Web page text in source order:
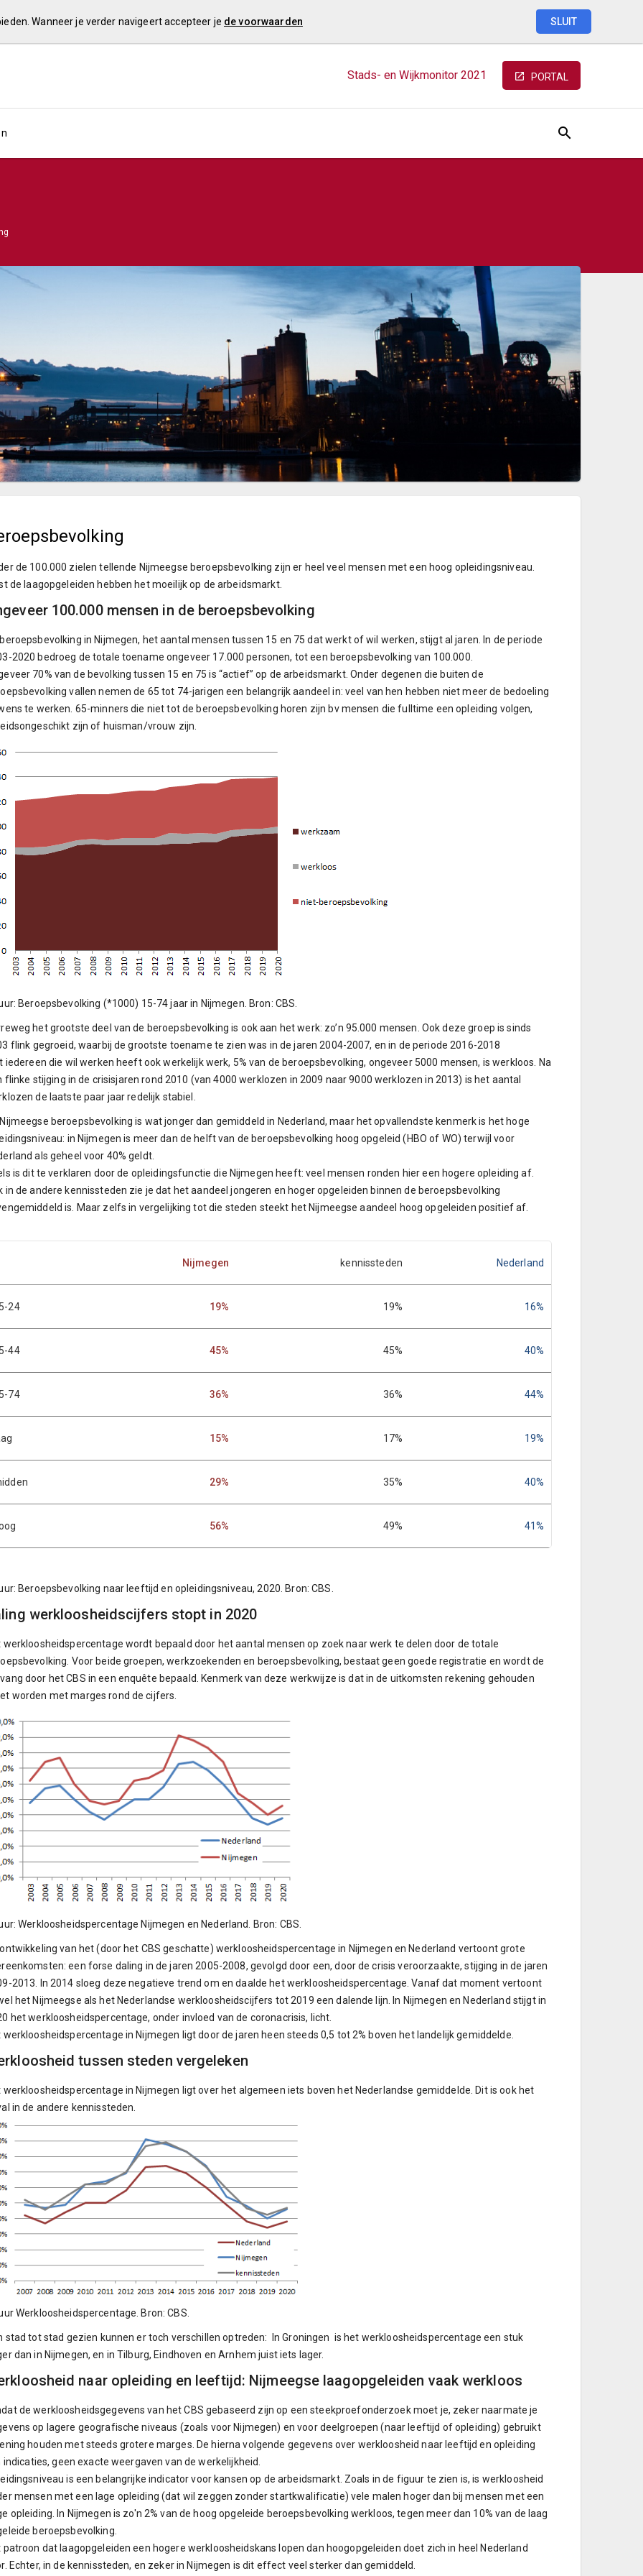
Wanneer je verder navigeert accepteer je de voorwaarden SLUIT
Stads- en Wijkmonitor 2021 PORTAL
de 100.000 zielen tellende Nijmeegse beroepsbevolking zijn er heel veel mensen met een hoog opleidingsniveau.
de laagopgeleiden hebben het moeilijk op de arbeidsmarkt.
100.000 mensen in de beroepsbevolking
beroepsbevolking in Nijmegen, het aantal mensen tussen 15 en 75 dat werkt of wil werken, stijgt al jaren. In de periode
2020 bedroeg de totale toename ongeveer 17.000 personen, tot een beroepsbevolking van 100.000.
70% van de bevolking tussen 15 en 75 is “actief” op de arbeidsmarkt. Onder degenen die buiten de
vallen nemen de 65 tot 74-jarigen een belangrijk aandeel in: veel van hen hebben niet meer de bedoeling
te werken. 65-minners die niet tot de beroepsbevolking horen zijn bv mensen die fulltime een opleiding volgen,
zijn of huisman/vrouw zijn.
Beroepsbevolking (*1000) 15-74 jaar in Nijmegen. Bron: CBS.
het grootste deel van de beroepsbevolking is ook aan het werk: zo’n 95.000 mensen. Ook deze groep is sinds
flink gegroeid, waarbij de grootste toename te zien was in de jaren 2004-2007, en in de periode 2016-2018
iedereen die wil werken heeft ook werkelijk werk, 5% van de beroepsbevolking, ongeveer 5000 mensen, is werkloos. Na
flinke stijging in de crisisjaren rond 2010 (van 4000 werklozen in 2009 naar 9000 werklozen in 2013) is het aantal
de laatste paar jaar redelijk stabiel.
Nijmeegse beroepsbevolking is wat jonger dan gemiddeld in Nederland, maar het opvallendste kenmerk is het hoge
in Nijmegen is meer dan de helft van de beroepsbevolking hoog opgeleid (HBO of WO) terwijl voor
als geheel voor 40% geldt.
is dit te verklaren door de opleidingsfunctie die Nijmegen heeft: veel mensen ronden hier een hogere opleiding af.
in de andere kennissteden zie je dat het aandeel jongeren en hoger opgeleiden binnen de beroepsbevolking
is. Maar zelfs in vergelijking tot die steden steekt het Nijmeegse aandeel hoog opgeleiden positief af.
Nijmegen kennissteden Nederland
24 19% 19% 16%
44 45% 45% 40%
74 36% 36% 44%
15% 17% 19%
29% 35% 40%
56% 49% 41%
Beroepsbevolking naar leeftijd en opleidingsniveau, 2020. Bron: CBS.
werkloosheidscijfers stopt in 2020
werkloosheidspercentage wordt bepaald door het aantal mensen op zoek naar werk te delen door de totale
Voor beide groepen, werkzoekenden en beroepsbevolking, bestaat geen goede registratie en wordt de
door het CBS in een enquête bepaald. Kenmerk van deze werkwijze is dat in de uitkomsten rekening gehouden
worden met marges rond de cijfers.
Werkloosheidspercentage Nijmegen en Nederland. Bron: CBS.
ontwikkeling van het (door het CBS geschatte) werkloosheidspercentage in Nijmegen en Nederland vertoont grote
een forse daling in de jaren 2005-2008, gevolgd door een, door de crisis veroorzaakte, stijging in de jaren
2013. In 2014 sloeg deze negatieve trend om en daalde het werkloosheidspercentage. Vanaf dat moment vertoont
het Nijmeegse als het Nederlandse werkloosheidscijfers tot 2019 een dalende lijn. In Nijmegen en Nederland stijgt in
het werkloosheidspercentage, onder invloed van de coronacrisis, licht.
werkloosheidspercentage in Nijmegen ligt door de jaren heen steeds 0,5 tot 2% boven het landelijk gemiddelde.
tussen steden vergeleken
werkloosheidspercentage in Nijmegen ligt over het algemeen iets boven het Nederlandse gemiddelde. Dit is ook het
in de andere kennissteden.
Werkloosheidspercentage. Bron: CBS.
stad tot stad gezien kunnen er toch verschillen optreden: In Groningen is het werkloosheidspercentage een stuk
dan in Nijmegen, en in Tilburg, Eindhoven en Arnhem juist iets lager.
naar opleiding en leeftijd: Nijmeegse laagopgeleiden vaak werkloos
de werkloosheidsgegevens van het CBS gebaseerd zijn op een steekproefonderzoek moet je, zeker naarmate je
op lagere geografische niveaus (zoals voor Nijmegen) en voor deelgroepen (naar leeftijd of opleiding) gebruikt
houden met steeds grotere marges. De hierna volgende gegevens over werkloosheid naar leeftijd en opleiding
indicaties, geen exacte weergaven van de werkelijkheid.
is een belangrijke indicator voor kansen op de arbeidsmarkt. Zoals in de figuur te zien is, is werkloosheid
mensen met een lage opleiding (dat wil zeggen zonder startkwalificatie) vele malen hoger dan bij mensen met een
opleiding. In Nijmegen is zo'n 2% van de hoog opgeleide beroepsbevolking werkloos, tegen meer dan 10% van de laag
beroepsbevolking.
patroon dat laagopgeleiden een hogere werkloosheidskans lopen dan hoogopgeleiden doet zich in heel Nederland
Echter, in de kennissteden, en zeker in Nijmegen is dit effect veel sterker dan gemiddeld.